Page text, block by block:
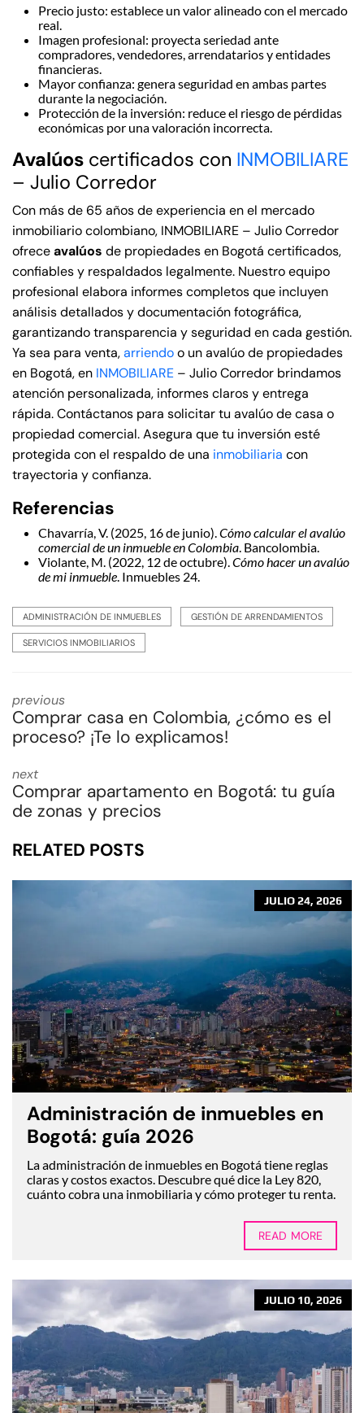
Precio justo: establece un valor alineado con el mercado
real.
Imagen profesional: proyecta seriedad ante
compradores, vendedores, arrendatarios y entidades
financieras.
Mayor confianza: genera seguridad en ambas partes
durante la negociación.
Protección de la inversión: reduce el riesgo de pérdidas
económicas por una valoración incorrecta.
Avalúos certificados con INMOBILIARE
– Julio Corredor
Con más de 65 años de experiencia en el mercado
inmobiliario colombiano, INMOBILIARE – Julio Corredor
ofreceavalúos de propiedades en Bogotá certificados,
confiables y respaldados legalmente. Nuestro equipo
profesional elabora informes completos que incluyen
análisis detallados y documentación fotográfica,
garantizando transparencia y seguridad en cada gestión.
Ya sea para venta,arriendoo un avalúo de propiedades
en Bogotá, en INMOBILIARE – Julio Corredor brindamos
atención personalizada, informes claros y entrega
rápida. Contáctanos para solicitar tu avalúo de casa o
propiedad comercial. Asegura que tu inversión esté
protegida con el respaldo de una inmobiliaria con
trayectoria y confianza.
Referencias
Chavarría, V. (2025, 16 de junio). Cómo calcular el avalúo
comercial de un inmueble en Colombia . Bancolombia.
Violante, M. (2022, 12 de octubre). Cómo hacer un avalúo
de mi inmueble . Inmuebles 24.
ADMINISTRACIÓN DE INMUEBLES GESTIÓN DE ARRENDAMIENTOS
SERVICIOS INMOBILIARIOS
previous
Comprar casa en Colombia, ¿cómo es el
proceso? ¡Te lo explicamos!
next
Comprar apartamento en Bogotá: tu guía
de zonas y precios
RELATED POSTS
JULIO 24, 2026
Administración de inmuebles en
Bogotá: guía 2026
La administración de inmuebles en Bogotá tiene reglas
claras y costos exactos. Descubre qué dice la Ley 820,
cuánto cobra una inmobiliaria y cómo proteger tu renta.
READ MORE
JULIO 10, 2026